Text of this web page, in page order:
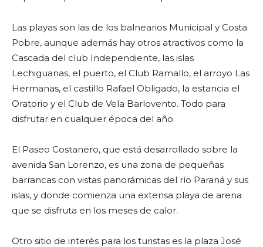
Las playas son las de los balnearios Municipal y Costa
Pobre, aunque además hay otros atractivos como la
Cascada del club Independiente, las islas
Lechiguanas, el puerto, el Club Ramallo, el arroyo Las
Hermanas, el castillo Rafael Obligado, la estancia el
Oratorio y el Club de Vela Barlovento. Todo para
disfrutar en cualquier época del año.
El Paseo Costanero, que está desarrollado sobre la
avenida San Lorenzo, es una zona de pequeñas
barrancas con vistas panorámicas del río Paraná y sus
islas, y donde comienza una extensa playa de arena
que se disfruta en los meses de calor.
Otro sitio de interés para los turistas es la plaza José